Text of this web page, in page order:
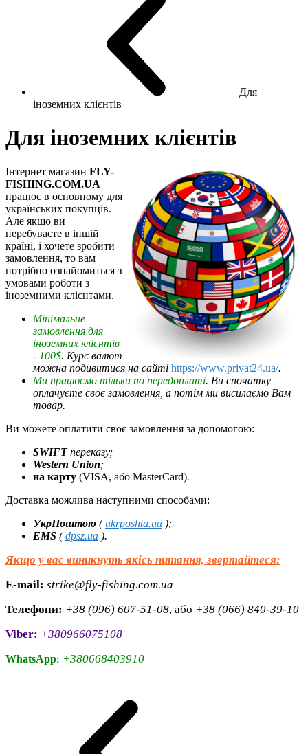
Для
іноземних клієнтів
Для іноземних клієнтів
Інтернет магазин FLY-
FISHING.COM.UA
працює в основному для
українських покупців.
Але якщо ви
перебуваєте в іншій
країні, і хочете зробити
замовлення, то вам
потрібно ознайомиться з
умовами роботи з
іноземними клієнтами.
Мінімальне
замовлення для
іноземних клієнтів
- 100$. Курс валют
можна подивитися на сайті https://www.privat24.ua/.
Ми працюємо тільки по передоплаті. Ви спочатку
оплачуєте своє замовлення, а потім ми висилаємо Вам
товар.
Ви можете оплатити своє замовлення за допомогою:
SWIFTпереказу;
Western Union;
на карту (VISA, або MasterCard).
Доставка можлива наступними способами:
УкрПоштою (ukrposhta.ua );
EMS (dpsz.ua ).
Якщо у вас виникнуть якісь питання, звертайтеся:
E-mail: strike@fly-fishing.com.ua
Телефони: +38 (096) 607-51-08, або +38 (066) 840-39-10
Viber: +380966075108
WhatsApp: +380668403910